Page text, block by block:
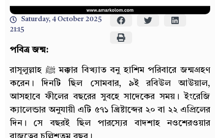
Saturday, 4 October 2025
21:15
পবিত্র জন্ম:
রাসূলুল্লাহ ﷺ মক্কার বিখ্যাত বনু হাশিম পরিবারে জন্মগ্রহণ
করেন। দিনটি ছিল সোমবার, ৯ই রবিউল আউয়াল,
আসহাবে ফীলের বছরের সুবহে সাদেকের সময়। ইংরেজি
ক্যালেন্ডার অনুযায়ী এটি ৫৭১ খ্রিষ্টাব্দের ২০ বা ২২ এপ্রিলের
দিন। সে বছরই ছিল পারস্যের বাদশাহ নওশেরওয়ার